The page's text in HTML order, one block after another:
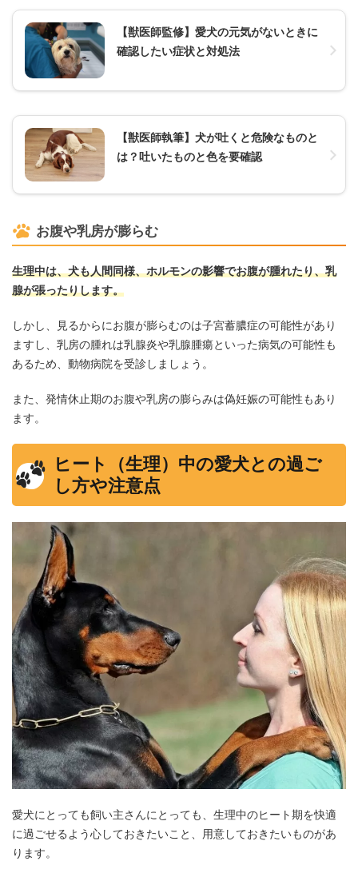
【獣医師監修】愛犬の元気がないときに
確認したい症状と対処法
【獣医師執筆】犬が吐くと危険なものと
は？吐いたものと色を要確認
お腹や乳房が膨らむ
生理中は、犬も人間同様、ホルモンの影響でお腹が腫れたり、乳
腺が張ったりします。
しかし、見るからにお腹が膨らむのは子宮蓄膿症の可能性があり
ますし、乳房の腫れは乳腺炎や乳腺腫瘍といった病気の可能性も
あるため、動物病院を受診しましょう。
また、発情休止期のお腹や乳房の膨らみは偽妊娠の可能性もあり
ます。
ヒート（生理）中の愛犬との過ご
し方や注意点
愛犬にとっても飼い主さんにとっても、生理中のヒート期を快適
に過ごせるよう心しておきたいこと、用意しておきたいものがあ
ります。